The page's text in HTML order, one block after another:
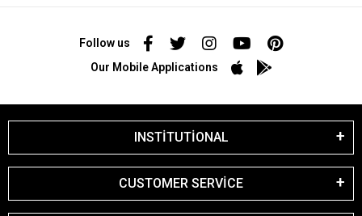
Follow us
Our Mobile Applications
INSTİTUTİONAL
CUSTOMER SERVİCE